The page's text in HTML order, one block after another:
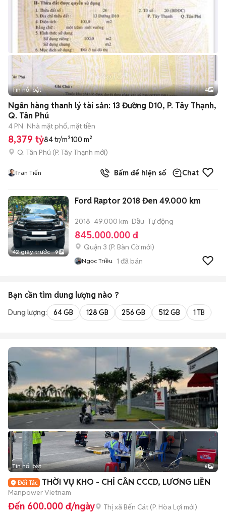
Tin nổi bật 4
Ngân hàng thanh lý tài sản: 13 Đường D10, P. Tây Thạnh,
Q. Tân Phú
4 PN Nhà mặt phố, mặt tiền
8,379 tỷ84 tr/m²100 m²
Q. Tân Phú (P. Tây Thạnh mới)
Tran Tiến Bấm để hiện số Chat
42 giây trước 9
Ford Raptor 2018 Đen 49.000 km
2018 49.000 km Dầu Tự động
845.000.000 đ
Quận 3 (P. Bàn Cờmới)
Ngọc Triều 1 đã bán
Bạn cần tìm dung lượng nào ?
Dung lượng: 64 GB 128 GB 256 GB 512 GB 1 TB
+2
Tin nổi bật 6
THỜI VỤ KHO - CHỈ CẦN CCCD, LƯƠNG LIỀN
Manpower Vietnam
Đến 600.000 đ/ngày Thị xã Bến Cát (P. Hòa Lợi mới)